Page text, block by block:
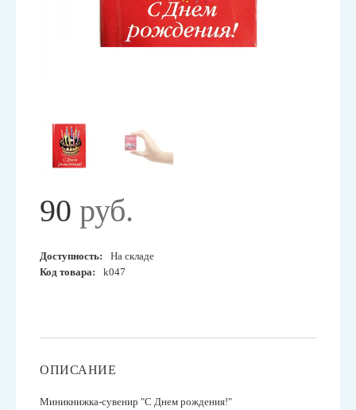
90 руб.
Доступность:
На складе
Код товара:
k047
ОПИСАНИЕ
Миникнижка-сувенир "С Днем рождения!"